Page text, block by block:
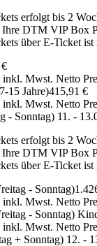
erfolgt bis 2
DTM VIP Box
über E-Ticket
inkl. Mwst. Netto
15 Jahre)415,91 €
inkl. Mwst. Netto
- Sonntag) 11. -
erfolgt bis 2
DTM VIP Box
über E-Ticket
- Sonntag)
inkl. Mwst. Netto
- Sonntag)
inkl. Mwst. Netto
+ Sonntag) 12. -